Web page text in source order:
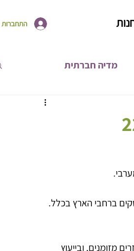
התחברות
מדיה חברתית
ברחבי הארץ בכלל.
מזומנים, ובייעוץ